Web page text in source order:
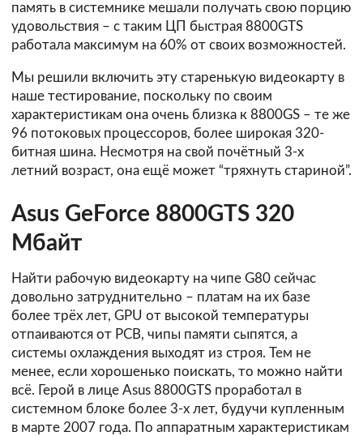
память в системнике мешали получать свою порцию
удовольствия – с таким ЦП быстрая 8800GTS
работала максимум на 60% от своих возможностей.
Мы решили включить эту старенькую видеокарту в
наше тестирование, поскольку по своим
характеристикам она очень близка к 8800GS – те же
96 потоковых процессоров, более широкая 320-
битная шина. Несмотря на свой почётный 3-х
летний возраст, она ещё может “тряхнуть стариной”.
Asus GeForce 8800GTS 320
Мбайт
Найти рабочую видеокарту на чипе G80 сейчас
довольно затруднительно – платам на их базе
более трёх лет, GPU от высокой температуры
отпаиваются от PCB, чипы памяти сыпятся, а
системы охлаждения выходят из строя. Тем не
менее, если хорошенько поискать, то можно найти
всё. Герой в лице Asus 8800GTS проработал в
системном блоке более 3-х лет, будучи купленным
в марте 2007 года. По аппаратным характеристикам